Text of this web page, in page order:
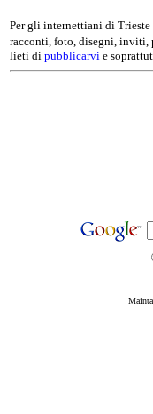
Per gli internettiani di
racconti, foto, disegni, inviti,
lieti di pubblicarvi e